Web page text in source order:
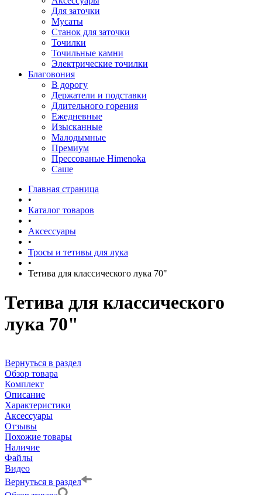
Для заточки
Мусаты
Станок для заточки
Точилки
Точильные камни
Электрические точилки
Благовония
В дорогу
Держатели и подставки
Длительного горения
Ежедневные
Изысканные
Малодымные
Премиум
Прессованые Himenoka
Саше
Главная страница
•
Каталог товаров
•
Аксессуары
•
Тросы и тетивы для лука
•
Тетива для классического лука 70"
Тетива для классического
лука 70"
Вернуться в раздел
Обзор товара
Комплект
Описание
Характеристики
Аксессуары
Отзывы
Похожие товары
Наличие
Файлы
Видео
Вернуться в раздел